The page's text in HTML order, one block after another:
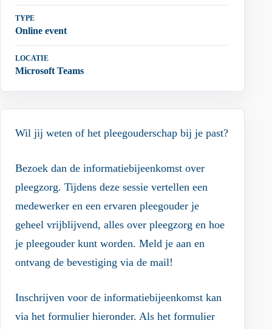
Wil jij weten of het pleegouderschap bij je past?
Bezoek dan de informatiebijeenkomst over
pleegzorg. Tijdens deze sessie vertellen een
medewerker en een ervaren pleegouder je
geheel vrijblijvend, alles over pleegzorg en hoe
je pleegouder kunt worden. Meld je aan en
ontvang de bevestiging via de mail!
Inschrijven voor de informatiebijeenkomst kan
via het formulier hieronder. Als het formulier
TYPE
Online event
LOCATIE
Microsoft Teams